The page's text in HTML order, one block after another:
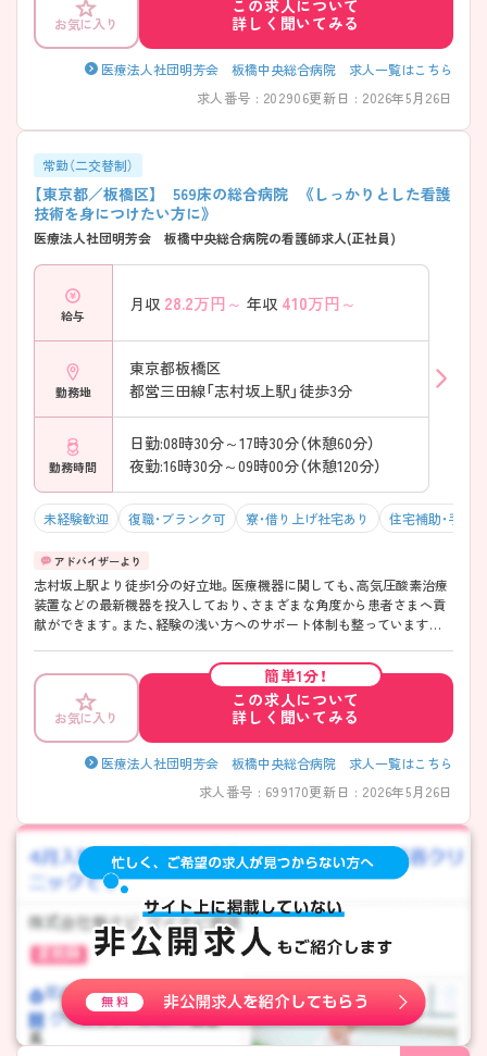
に詳細をお話しいたしますのでお気軽にご相談ください。
お気に入り
この求人について
詳しく聞いてみる
医療法人社団明芳会 板橋中央総合病院 求人一覧はこちら
求人番号 : 202906更新日 : 2026年5月26日
常勤（二交替制）
【東京都／板橋区】 569床の総合病院 《しっかりとした看護
技術を身につけたい方に》
医療法人社団明芳会 板橋中央総合病院の看護師求人(正社員)
給与
月収 28.2万円～ 年収 410万円～
勤務地
東京都板橋区
都営三田線「志村坂上駅」徒歩3分
勤務時間
日勤:08時30分～17時30分（休憩60分）
夜勤:16時30分～09時00分（休憩120分）
未経験歓迎 復職・ブランク可 寮・借り上げ社宅あり 住宅補助・手当
志村坂上駅より徒歩1分の好立地。医療機器に関しても、高気圧酸素治療
装置などの最新機器を投入しており、さまざまな角度から患者さまへ貢
献ができます。また、経験の浅い方へのサポート体制も整っていますの
たい方まで幅広い方にオススメできます！ ご興味ある方には、面接対策
ポイントなど、さらに詳細をお話しいたしますのでお気軽にご相談くだ
お気に入り
簡単1分！
この求人について
詳しく聞いてみる
医療法人社団明芳会 板橋中央総合病院 求人一覧はこちら
求人番号 : 699170更新日 : 2026年5月26日